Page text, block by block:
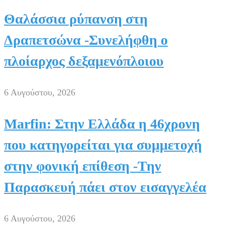
Θαλάσσια ρύπανση στη
Δραπετσώνα -Συνελήφθη ο
πλοίαρχος δεξαμενόπλοιου
6 Αυγούστου, 2026
Marfin: Στην Ελλάδα η 46χρονη
που κατηγορείται για συμμετοχή
στην φονική επίθεση -Την
Παρασκευή πάει στον εισαγγελέα
6 Αυγούστου, 2026